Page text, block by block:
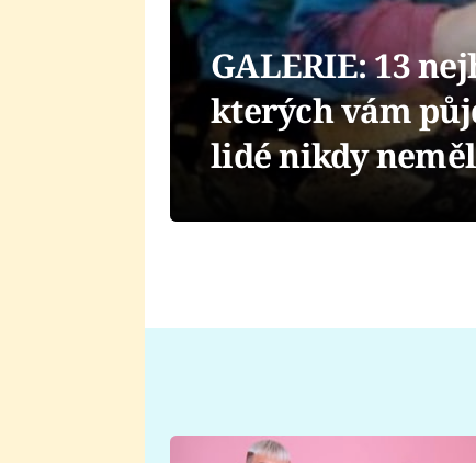
GALERIE: 13
kterých vám
lidé nikdy